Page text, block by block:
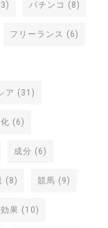
パチンコ (8)
フリーランス (6)
ア (31)
(6)
成分 (6)
(8) 競馬 (9)
果 (10)